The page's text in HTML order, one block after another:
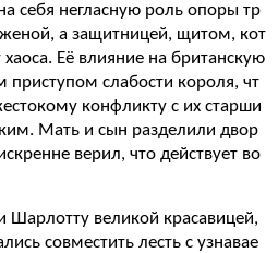
себя негласную роль опоры тр
а защитницей, щитом, кот
Её влияние на британскую
слабости короля, чт
конфликту с их старши
Мать и сын разделили двор
верил, что действует во
Шарлотту великой красавицей,
совместить лесть с узнавае